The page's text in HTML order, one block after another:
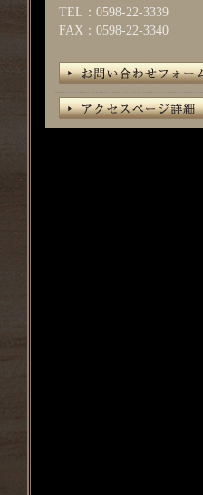
TEL：0598-22-3339
FAX：0598-22-3340